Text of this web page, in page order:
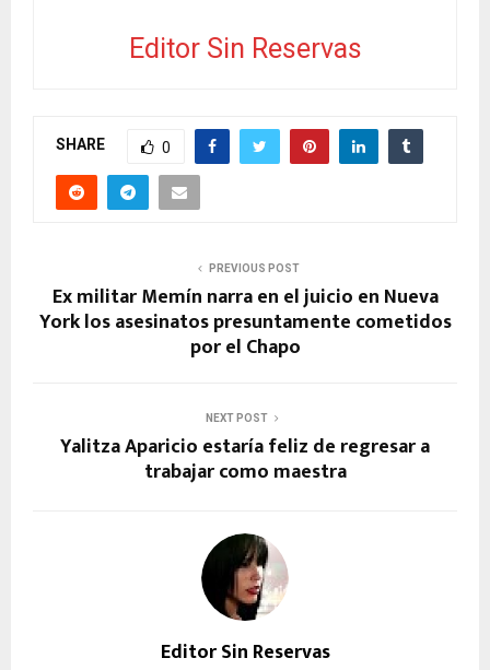
Editor Sin Reservas
SHARE 0
PREVIOUS POST
Ex militar Memín narra en el juicio en Nueva
York los asesinatos presuntamente cometidos
por el Chapo
NEXT POST
Yalitza Aparicio estaría feliz de regresar a
trabajar como maestra
Editor Sin Reservas